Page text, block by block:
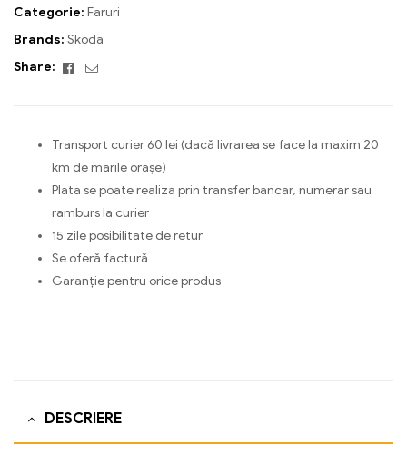
Categorie: Faruri
Brands: Skoda
Share:
Facebook
Email
Transport curier 60 lei (dacă livrarea se face la maxim 20
km de marile orașe)
Plata se poate realiza prin transfer bancar, numerar sau
ramburs la curier
15 zile posibilitate de retur
Se oferă factură
Garanție pentru orice produs
DESCRIERE